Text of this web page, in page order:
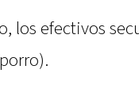
los efectivos